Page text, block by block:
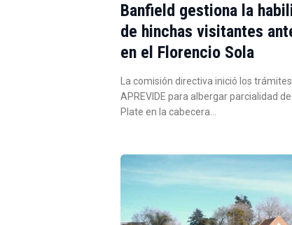
Banfield gestiona la
de hinchas visitantes
en el Florencio Sola
La comisión directiva inició los
APREVIDE para albergar parcialidad
Plate en la cabecera…